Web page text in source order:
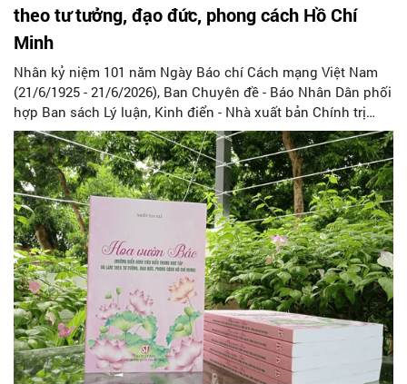
theo tư tưởng, đạo đức, phong cách Hồ Chí
Minh
Nhân kỷ niệm 101 năm Ngày Báo chí Cách mạng Việt Nam
(21/6/1925 - 21/6/2026), Ban Chuyên đề - Báo Nhân Dân phối
hợp Ban sách Lý luận, Kinh điển - Nhà xuất bản Chính trị
quốc gia Sự thật xuất bản cuốn sách “Hoa vườn Bác”
(Những điển hình tiêu biểu trong học tập và làm theo tư
tưởng, đạo đức, phong cách Hồ Chí Minh). Cuốn sách tuyển
chọn 70 bài viết về những cá nhân tiêu biểu trong học tập và
làm theo Bác Hồ, tích cực lao động, sản xuất, học tập,
nghiên cứu, sáng tạo và cống hiến trên nhiều lĩnh vực của
đời